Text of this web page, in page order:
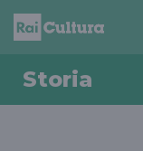
Storia